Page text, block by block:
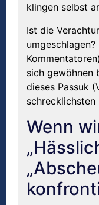
klingen selbst
Ist die
umgeschlagen?
sich gewöhnen
dieses Passuk
schrecklichsten
Wenn